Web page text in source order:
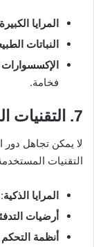
المرايا الكبيرة
النباتات
الإكسسوارات
فخامة.
7. التقنيات الحديثة في الحمامات المودرن
لا يمكن تجاهل دور
التقنيات
المرايا الذكية
أرضيات
أنظمة